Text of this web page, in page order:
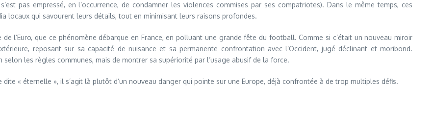
pas empressé, en l’occurrence, de condamner les violences commises par ses compatriotes). Dans le même temps, ces
locaux qui savourent leurs détails, tout en minimisant leurs raisons profondes.
l’Euro, que ce phénomène débarque en France, en polluant une grande fête du football. Comme si c’était un nouveau miroir
reposant sur sa capacité de nuisance et sa permanente confrontation avec l’Occident, jugé déclinant et moribond.
selon les règles communes, mais de montrer sa supériorité par l’usage abusif de la force.
« éternelle », il s’agit là plutôt d’un nouveau danger qui pointe sur une Europe, déjà confrontée à de trop multiples défis.